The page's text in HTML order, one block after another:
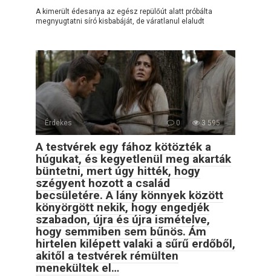
A kimerült édesanya az egész repülőút alatt próbálta
megnyugtatni síró kisbabáját, de váratlanul elaludt
Érdekes 0 3 595
A testvérek egy fához kötözték a
húgukat, és kegyetlenül meg akarták
büntetni, mert úgy hitték, hogy
szégyent hozott a család
becsületére. A lány könnyek között
könyörgött nekik, hogy engedjék
szabadon, újra és újra ismételve,
hogy semmiben sem bűnös. Ám
hirtelen kilépett valaki a sűrű erdőből,
akitől a testvérek rémülten
menekültek el…